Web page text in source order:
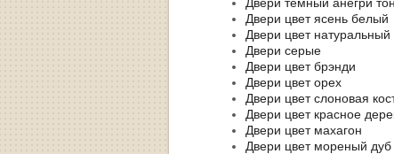
Двери цвет ясень белый
Двери цвет натуральный
Двери серые
Двери цвет брэнди
Двери цвет орех
Двери цвет слоновая
Двери цвет красное
Двери цвет махагон
Двери цвет мореный дуб